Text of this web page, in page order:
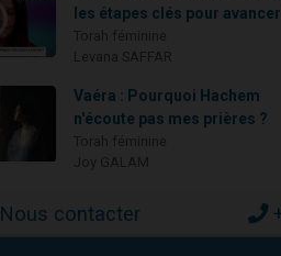
les étapes clés pour
Vaéra : Pourquoi Hachem
n'écoute pas mes prières ?
Nous contacter